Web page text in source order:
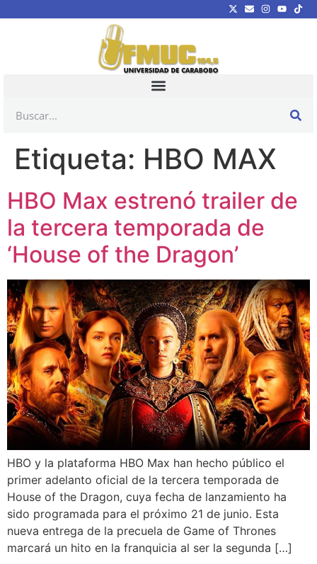
Etiqueta: HBO MAX
HBO Max estrenó trailer de
la tercera temporada de
‘House of the Dragon’
HBO y la plataforma HBO Max han hecho público el
primer adelanto oficial de la tercera temporada de
House of the Dragon, cuya fecha de lanzamiento ha
sido programada para el próximo 21 de junio. Esta
nueva entrega de la precuela de Game of Thrones
marcará un hito en la franquicia al ser la segunda […]